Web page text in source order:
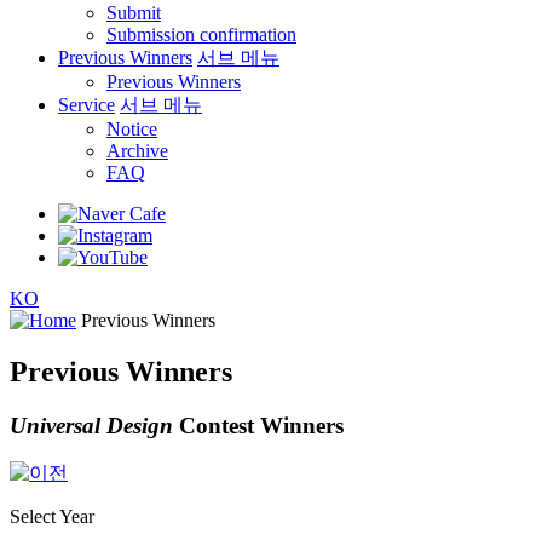
Submit
Submission confirmation
Previous Winners 서브 메뉴
Previous Winners
Service 서브 메뉴
Notice
Archive
FAQ
KO
Previous Winners
Previous Winners
Universal Design Contest Winners
Select Year